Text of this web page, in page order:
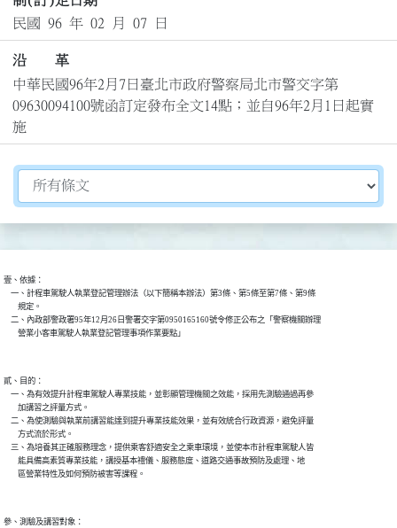
民國 96 年 02 月 07 日
沿 革
中華民國96年2月7日臺北市政府警察局北市警交字第
09630094100號函訂定發布全文14點；並自96年2月1日起實
施
切換選擇法規資訊內容
壹、依據：
    一、計程車駕駛人執業登記管理辦法（以下簡稱本辦法）第3條、第5條至第7條、第9條
        規定。
    二、內政部警政署95年12月26日警署交字第0950165160號令修正公布之「警察機關辦理
        營業小客車駕駛人執業登記管理事項作業要點」
貳、目的：
    一、為有效提升計程車駕駛人專業技能，並彰顯管理機關之效能，採用先測驗通過再參
        加講習之評量方式。
    二、為使測驗與執業前講習能達到提升專業技能效果，並有效統合行政資源，避免評量
        方式流於形式。
    三、為培養其正確服務理念，提供乘客舒適安全之乘車環境，並使本市計程車駕駛人皆
        能具備高素質專業技能，講授基本禮儀、服務態度、道路交通事故預防及處理、地
        區營業特性及如何預防被害等課程。
參、測驗及講習對象：